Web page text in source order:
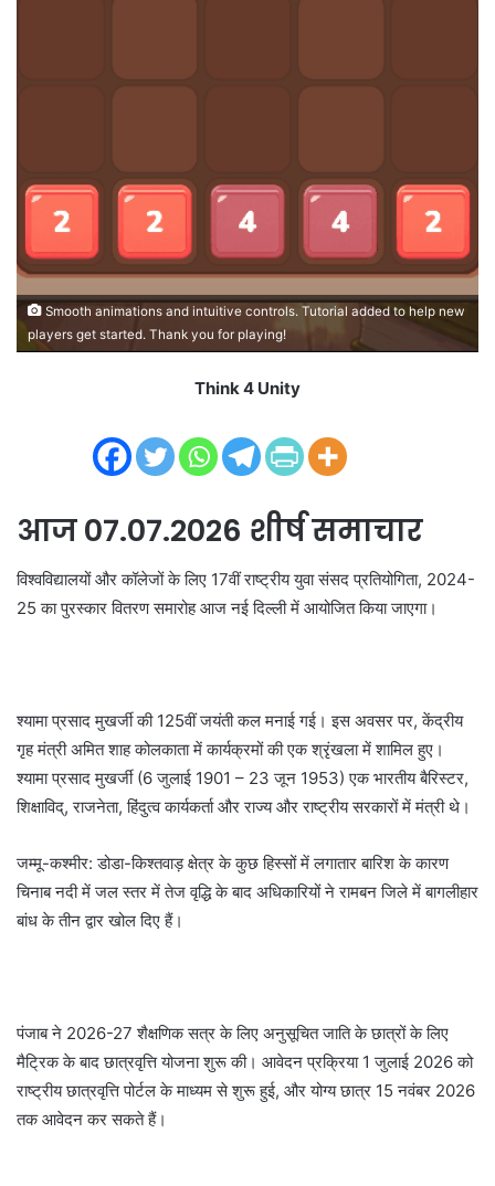
Smooth animations and intuitive controls. Tutorial added to help new
players get started. Thank you for playing!
Think 4 Unity
आज 07.07.2026 शीर्ष समाचार
विश्वविद्यालयों और कॉलेजों के लिए 17वीं राष्ट्रीय युवा संसद प्रतियोगिता, 2024-
25 का पुरस्कार वितरण समारोह आज नई दिल्ली में आयोजित किया जाएगा।
श्यामा प्रसाद मुखर्जी की 125वीं जयंती कल मनाई गई। इस अवसर पर, केंद्रीय
गृह मंत्री अमित शाह कोलकाता में कार्यक्रमों की एक श्रृंखला में शामिल हुए।
श्यामा प्रसाद मुखर्जी (6 जुलाई 1901 – 23 जून 1953) एक भारतीय बैरिस्टर,
शिक्षाविद्, राजनेता, हिंदुत्व कार्यकर्ता और राज्य और राष्ट्रीय सरकारों में मंत्री थे।
जम्मू-कश्मीर: डोडा-किश्तवाड़ क्षेत्र के कुछ हिस्सों में लगातार बारिश के कारण
चिनाब नदी में जल स्तर में तेज वृद्धि के बाद अधिकारियों ने रामबन जिले में बागलीहार
बांध के तीन द्वार खोल दिए हैं।
पंजाब ने 2026-27 शैक्षणिक सत्र के लिए अनुसूचित जाति के छात्रों के लिए
मैट्रिक के बाद छात्रवृत्ति योजना शुरू की। आवेदन प्रक्रिया 1 जुलाई 2026 को
राष्ट्रीय छात्रवृत्ति पोर्टल के माध्यम से शुरू हुई, और योग्य छात्र 15 नवंबर 2026
तक आवेदन कर सकते हैं।